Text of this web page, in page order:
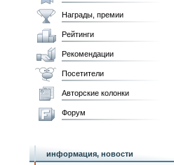
Награды, премии
Рейтинги
Рекомендации
Посетители
Авторские колонки
Форум
информация, новости